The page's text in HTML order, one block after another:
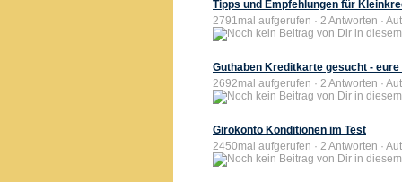
Tipps und Empfehlungen für
2791mal aufgerufen · 2 Antworten ·
Guthaben Kreditkarte gesucht - eure
2692mal aufgerufen · 2 Antworten ·
Girokonto Konditionen im Test
2450mal aufgerufen · 2 Antworten ·